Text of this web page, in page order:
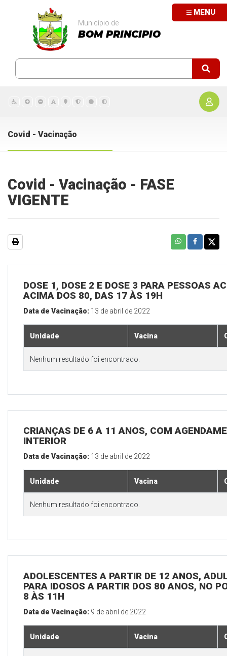
MENU
Município de
BOM PRINCIPIO
Covid - Vacinação
Covid - Vacinação - FASE
VIGENTE
DOSE 1, DOSE 2 E DOSE 3 PARA PESSOAS
ACIMA DOS 80, DAS 17 ÀS 19H
Data de Vacinação: 13 de abril de 2022
Unidade Vacina
Nenhum resultado foi encontrado.
CRIANÇAS DE 6 A 11 ANOS, COM
INTERIOR
Data de Vacinação: 13 de abril de 2022
Unidade Vacina
Nenhum resultado foi encontrado.
ADOLESCENTES A PARTIR DE 12 ANOS,
PARA IDOSOS A PARTIR DOS 80 ANOS, NO
8 ÀS 11H
Data de Vacinação: 9 de abril de 2022
Unidade Vacina